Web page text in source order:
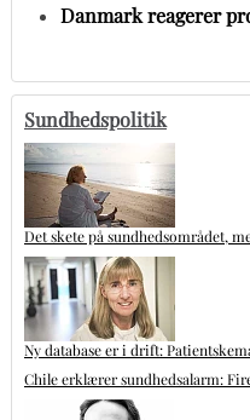
Danmark reagerer
Sundhedspolitik
Det skete på sundhedsområdet,
Ny database er i drift:
Chile erklærer sundhedsalarm: